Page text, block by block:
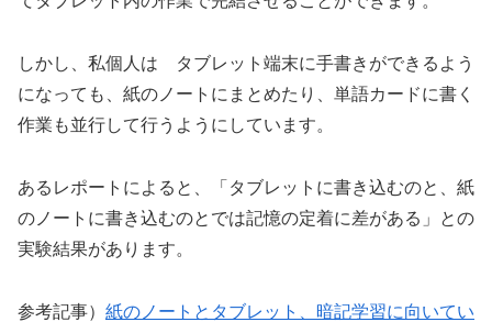
しかし、私個人は タブレット端末に手書きができるよう
になっても、紙のノートにまとめたり、単語カードに書く
作業も並行して行うようにしています。
あるレポートによると、「タブレットに書き込むのと、紙
のノートに書き込むのとでは記憶の定着に差がある」との
実験結果があります。
参考記事） 紙のノートとタブレット、暗記学習に向いてい